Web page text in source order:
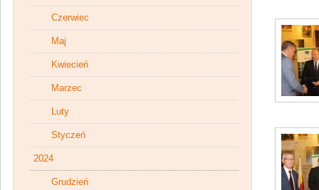
Czerwiec
Maj
Kwiecień
Marzec
Luty
Styczeń
2024
Grudzień